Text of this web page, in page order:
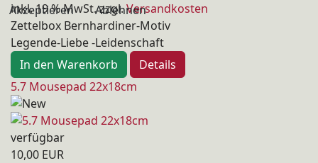
inkl. 19 % MwSt.zzgl.Versandkosten
Zettelbox Bernhardiner-Motiv
Legende-Liebe -Leidenschaft
In den Warenkorb
Details
5.7 Mousepad 22x18cm
verfügbar
10,00 EUR
Akzeptieren Ablehnen